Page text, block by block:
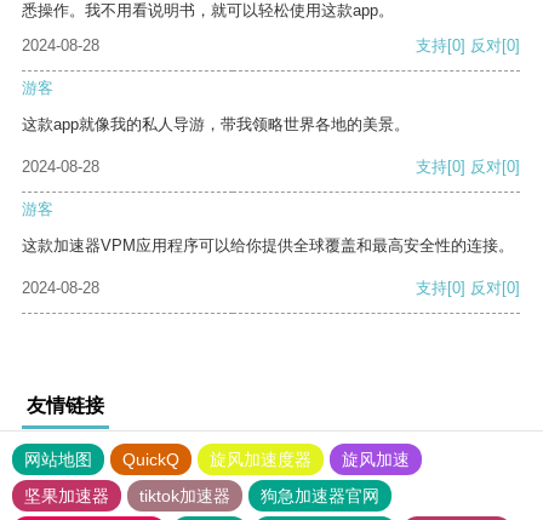
悉操作。我不用看说明书，就可以轻松使用这款app。
2024-08-28
支持[0] 反对[0]
游客
这款app就像我的私人导游，带我领略世界各地的美景。
2024-08-28 支持[0] 反对[0]
游客
这款加速器VPM应用程序可以给你提供全球覆盖和最高安全性的连接。
2024-08-28 支持[0] 反对[0]
友情链接
网站地图 QuickQ 旋风加速度器
旋风加速
坚果加速器
tiktok加速器
狗急加速器官网